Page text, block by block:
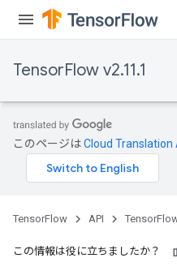
TensorFlow v2.11.1
このページはCloud Translation
TensorFlow API
この情報は役に立ちましたか？